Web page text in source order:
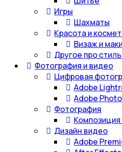
Игры
Шахматы
Красота и
Визаж и
Другое про
Фотография и видео
Цифровая
Adobe
Adobe
Фотография
Дизайн видео
Adobe